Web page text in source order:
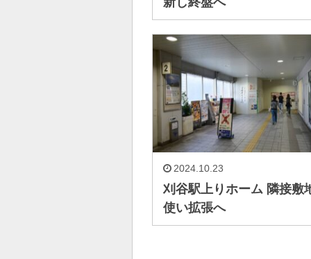
刈谷駅上りホーム 隣接敷
使い拡張へ
2024.10.23